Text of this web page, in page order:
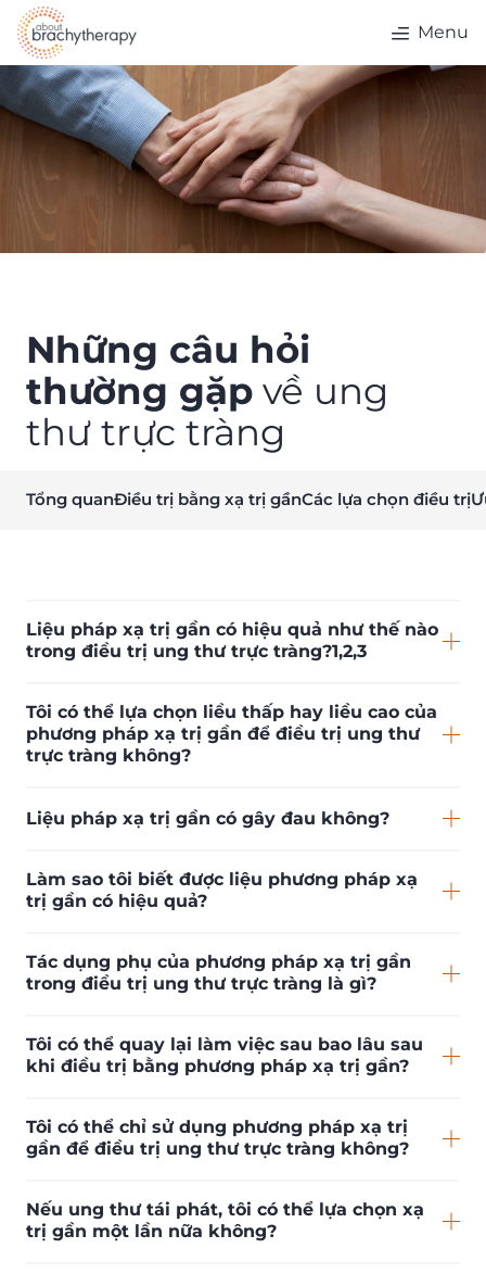
Skip to content
Menu
Những câu hỏi
thường gặp về ung
thư trực tràng
Tổng quanĐiều trị bằng xạ trị gầnCác lựa chọn điều trị
Liệu pháp xạ trị gần có hiệu quả như thế nào
trong điều trị ung thư trực tràng?1,2,3
Tôi có thể lựa chọn liều thấp hay liều cao của
phương pháp xạ trị gần để điều trị ung thư
trực tràng không?
Liệu pháp xạ trị gần có gây đau không?
Làm sao tôi biết được liệu phương pháp xạ
trị gần có hiệu quả?
Tác dụng phụ của phương pháp xạ trị gần
trong điều trị ung thư trực tràng là gì?
Tôi có thể quay lại làm việc sau bao lâu sau
khi điều trị bằng phương pháp xạ trị gần?
Tôi có thể chỉ sử dụng phương pháp xạ trị
gần để điều trị ung thư trực tràng không?
Nếu ung thư tái phát, tôi có thể lựa chọn xạ
trị gần một lần nữa không?